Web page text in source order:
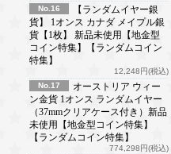
No.16
【ランダムイヤー銀
貨】 1オンス カナダ メイプル銀
貨【1枚】 新品未使用【地金型
コイン特集】【ランダムコイン
特集】
12,248円(税込)
No.17
オーストリア ウィー
ン金貨 1オンス ランダムイヤー
（37mmクリアケース付き）新品
未使用【地金型コイン特集】
【ランダムコイン特集】
774,298円(税込)